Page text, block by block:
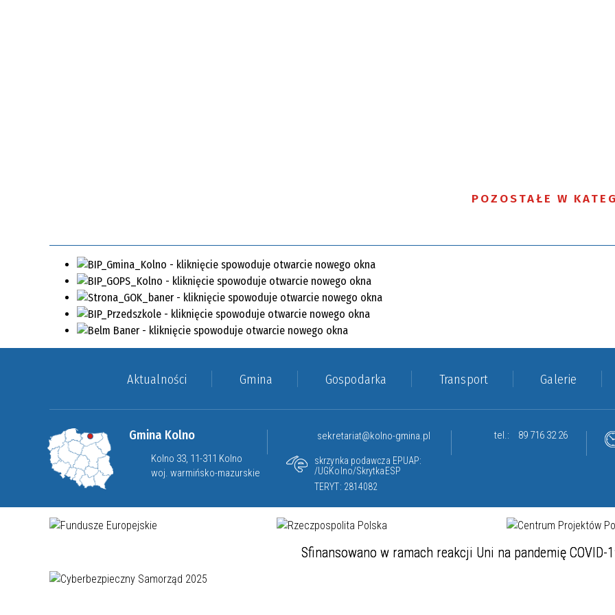
POZOSTAŁE W
Aktualności Gmina Gospodarka Transport Galerie
Gmina Kolno
Kolno 33, 11-311 Kolno
woj. warmińsko-mazurskie
sekretariat@kolno-gmina.pl
skrzynka podawcza EPUAP:
/UGKolno/SkrytkaESP
TERYT: 2814082
tel.: 89 716 32 26
Sfinansowano w ramach reakcji Uni na pandemię COVID-